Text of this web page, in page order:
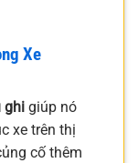
Xe
ghi giúp nó
xe trên thị
cố thêm